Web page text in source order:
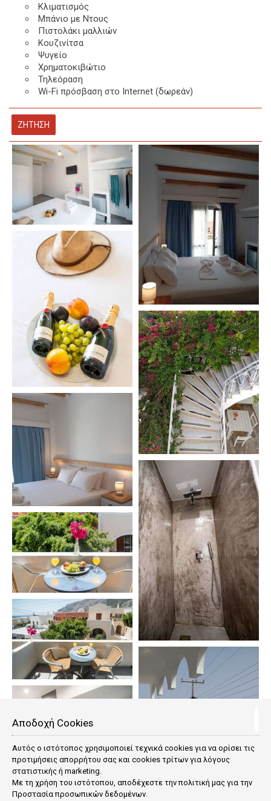
Κλιματισμός
Μπάνιο με Ντους
Πιστολάκι μαλλιών
Κουζινίτσα
Ψυγείο
Χρηματοκιβώτιο
Τηλεόραση
Wi-Fi πρόσβαση στο Internet (δωρεάν)
ΖΉΤΗΣΗ
Αποδοχή Cookies
Αυτός ο ιστότοπος χρησιμοποιεί τεχνικά cookies για να ορίσει τις
προτιμήσεις απορρήτου σας και cookies τρίτων για λόγους
στατιστικής ή marketing.
Με τη χρήση του ιστότοπου, αποδέχεστε την πολιτική μας για την
Προστασία προσωπικών δεδομένων.